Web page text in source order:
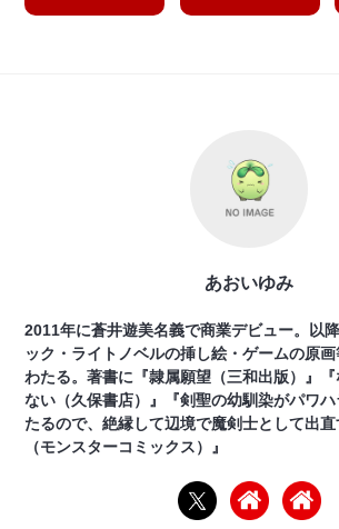
あおいゆみ
2011年に蒼井遊美名義で商業デビュー。以
ック・ライトノベルの挿し絵・ゲームの原
わたる。著書に『隷属願望（三和出版）』
ない（久保書店）』『剣聖の幼馴染がパワ
たるので、絶縁して辺境で魔剣士として出直
（モンスターコミックス）』